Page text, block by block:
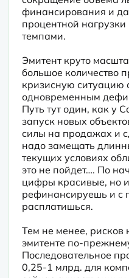
финансирования и
процентной
темпами.
Эмитент круто
большое количество
кризисную ситуацию
одновременным
Путь тут один, как у
запуск новых
силы на продажах и
надо замещать
текущих условиях
это не пойдет…. По
цифры красивые, но
рефинансируешь и с
расплатишься.
Тем не менее, рисков
эмитенте по-
Последовательное
0,25-1 млрд. для